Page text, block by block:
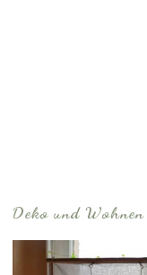
Deko und Wohnen